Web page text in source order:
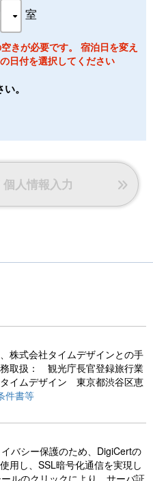
スグリル/焚き火台
ブ/歯ブラシ/ボディタオル/カ
ジングセット/ティッシュ
ディソープ/ハンドソープ
室
きが必要です。 宿泊日を変え
日付を選択してください
。
人情報入力
株式会社タイムデザインとの手
取扱： 観光庁長官登録旅行業
イムデザイン 東京都渋谷区恵
件書等
バシー保護のため、DigiCertの
用し、SSL暗号化通信を実現し